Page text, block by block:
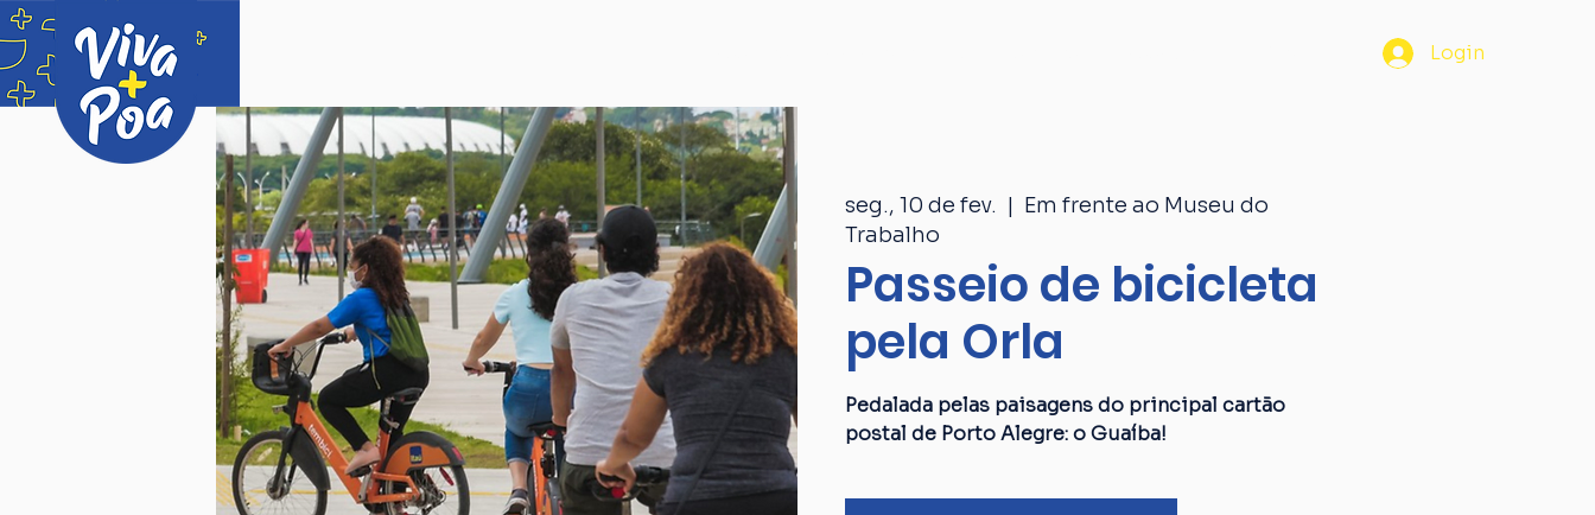
Login
seg., 10 de fev.
  |
Em frente ao Museu do
Trabalho
Passeio de bicicleta
pela Orla
Pedalada pelas paisagens do principal cartão
postal de Porto Alegre: o Guaíba!